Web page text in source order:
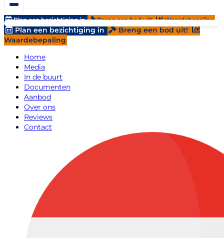
Plan een bezichtiging in Breng een bod uit! Waardebepaling
Plan een bezichtiging in
Breng een bod uit!
Waardebepaling
Home
Media
In de buurt
Documenten
Aanbod
Over ons
Reviews
Contact